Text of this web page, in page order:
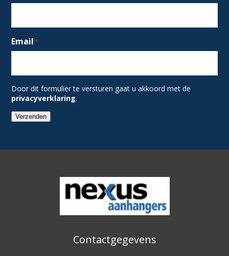
Email*
Door dit formulier te versturen gaat u akkoord met de
privacyverklaring.
Verzenden
Contactgegevens